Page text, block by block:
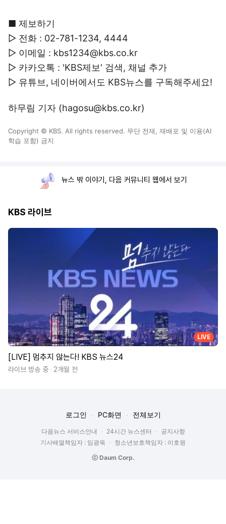
■ 제보하기
▷ 전화 : 02-781-1234, 4444
▷ 이메일 : kbs1234@kbs.co.kr
▷ 카카오톡 : 'KBS제보' 검색, 채널 추가
▷ 유튜브, 네이버에서도 KBS뉴스를 구독해주세요!
하무림 기자 (hagosu@kbs.co.kr)
Copyright © KBS. All rights reserved. 무단 전재, 재배포 및 이용(AI
학습 포함) 금지
뉴스 밖 이야기, 다음 커뮤니티 웹에서 보기
KBS 라이브
LIVE
[LIVE] 멈추지 않는다! KBS 뉴스24
라이브 방송 중 2개월 전
로그인 PC화면 전체보기
다음뉴스 서비스안내 24시간 뉴스센터
공지사항
기사배열책임자 : 임광욱
청소년보호책임자 : 이호원
ⓒ Daum Corp.